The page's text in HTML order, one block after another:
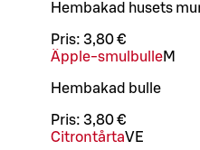
Hembakad husets
Pris: 3,80 €
Äpple-smulbulleM
Hembakad bulle
Pris: 3,80 €
CitrontårtaVE